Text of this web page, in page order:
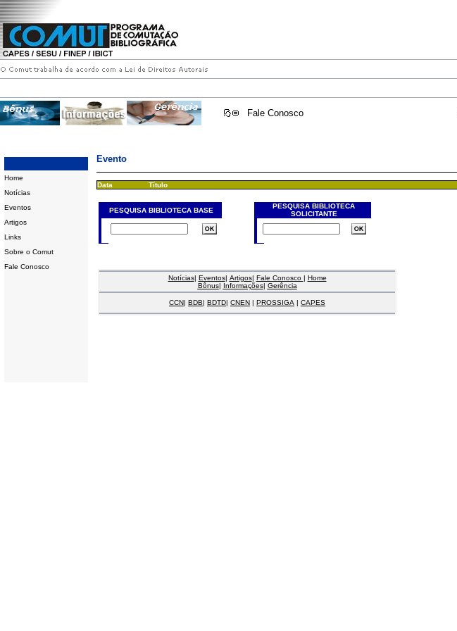
Fale Conosco
Home
Notícias
Eventos
Artigos
Links
Sobre o Comut
Fale Conosco
Evento
Data Título
PESQUISA BIBLIOTECA BASE
PESQUISA BIBLIOTECA
SOLICITANTE
Notícias| Eventos| Artigos| Fale Conosco | Home
Bônus| Informações| Gerência
CCN| BDB| BDTD| CNEN | PROSSIGA | CAPES